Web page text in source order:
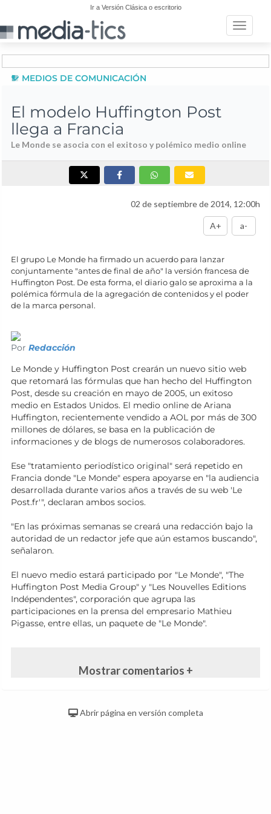
Ir a Versión Clásica o escritorio
Toggle
MEDIOS DE COMUNICACIÓN
El modelo Huffington Post
llega a Francia
Le Monde se asocia con el exitoso y polémico medio online
02 de septiembre de 2014, 12:00h
A+ a-
El grupo Le Monde ha firmado un acuerdo para lanzar
conjuntamente "antes de final de año" la versión francesa de
Huffington Post. De esta forma, el diario galo se aproxima a la
polémica fórmula de la agregación de contenidos y el poder
de la marca personal.
Por Redacción
Le Monde y Huffington Post crearán un nuevo sitio web
que retomará las fórmulas que han hecho del Huffington
Post, desde su creación en mayo de 2005, un exitoso
medio en Estados Unidos. El medio online de Ariana
Huffington, recientemente vendido a AOL por más de 300
millones de dólares, se basa en la publicación de
informaciones y de blogs de numerosos colaboradores.
Ese "tratamiento periodístico original" será repetido en
Francia donde "Le Monde" espera apoyarse en "la audiencia
desarrollada durante varios años a través de su web 'Le
Post.fr'", declaran ambos socios.
"En las próximas semanas se creará una redacción bajo la
autoridad de un redactor jefe que aún estamos buscando",
señalaron.
El nuevo medio estará participado por "Le Monde", "The
Huffington Post Media Group" y "Les Nouvelles Editions
Indépendentes", corporación que agrupa las
participaciones en la prensa del empresario Mathieu
Pigasse, entre ellas, un paquete de "Le Monde".
Mostrar comentarios +
Abrir página en versión completa